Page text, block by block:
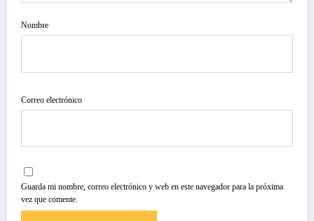
Nombre
Correo electrónico
Guarda mi nombre, correo electrónico y web en este navegador para la próxima
vez que comente.